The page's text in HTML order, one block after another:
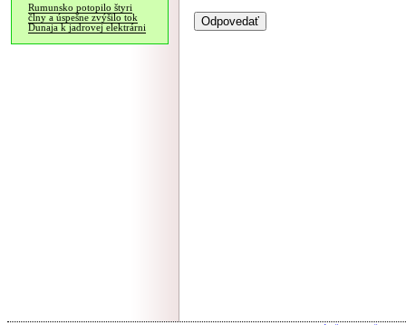
Rumunsko potopilo štyri
člny a úspešne zvýšilo tok
Dunaja k jadrovej elektrárni